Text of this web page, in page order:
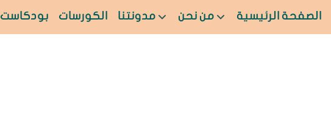
الصفحة الرئيسية من نحن مدونتنا الكورسات بودكاست